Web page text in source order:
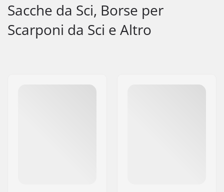
Sacche da Sci, Borse per
Scarponi da Sci e Altro